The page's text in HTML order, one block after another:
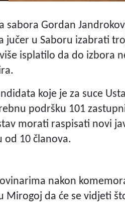
sabora Gordan
jučer u Saboru izabrati
isplatilo da do izbora
koje je za suce
podršku 101
morati raspisati novi
od 10 članova.
nakon
Mirogoj da će se vidjeti